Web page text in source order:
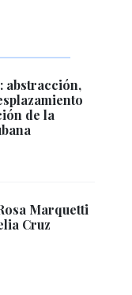
abstracción,
de la
Marquetti
Cruz